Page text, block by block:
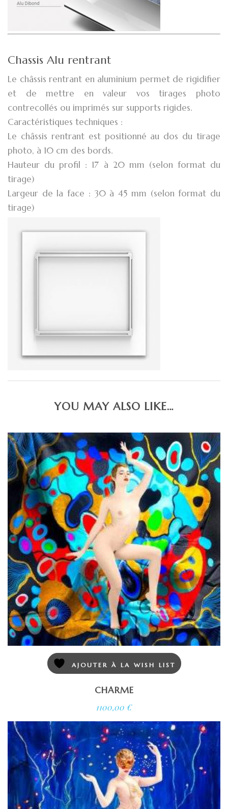
Chassis Alu rentrant
Le châssis rentrant en aluminium permet de rigidifier
et de mettre en valeur vos tirages photo
contrecollés ou imprimés sur supports rigides.
Caractéristiques techniques :
Le châssis rentrant est positionné au dos du tirage
photo, à 10 cm des bords.
Hauteur du profil : 17 à 20 mm (selon format du
tirage)
Largeur de la face : 30 à 45 mm (selon format du
tirage)
YOU MAY ALSO LIKE…
AJOUTER À LA WISH LIST
CHARME
1100,00 €